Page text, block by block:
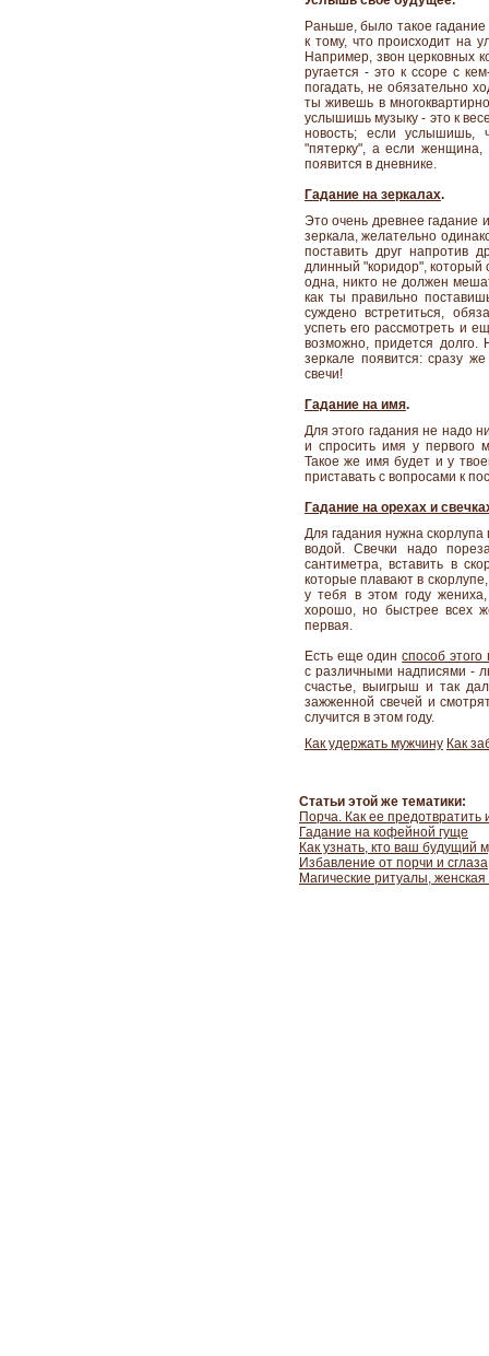
Раньше, было такое
к тому, что происходит на
Например, звон церковных
ругается - это к ссоре с
погадать, не обязательно
ты живешь в
услышишь музыку - это к
новость; если услышишь,
"пятерку", а если женщина,
появится в дневнике.
Гадание на зеркалах.
Это очень древнее гадание
зеркала, желательно
поставить друг напротив
длинный "коридор", который
одна, никто не должен
как ты правильно
суждено встретиться,
успеть его рассмотреть и
возможно, придется долго.
зеркале появится: сразу
свечи!
Гадание на имя.
Для этого гадания не надо
и спросить имя у первого
Такое же имя будет и у
приставать с вопросами к
Гадание на орехах и
Для гадания нужна скорлупа
водой. Свечки надо
сантиметра, вставить в
которые плавают в
у тебя в этом году
хорошо, но быстрее всех
первая.
Есть еще одинспособ этого
с различными надписями -
счастье, выигрыш и так
зажженной свечей и
случится в этом году.
Как удержать мужчину Как
Статьи этой же тематики:
Порча. Как ее предотвратить
Гадание на кофейной гуще
Как узнать, кто ваш будущий
Избавление от порчи и сглаза
Магические ритуалы,